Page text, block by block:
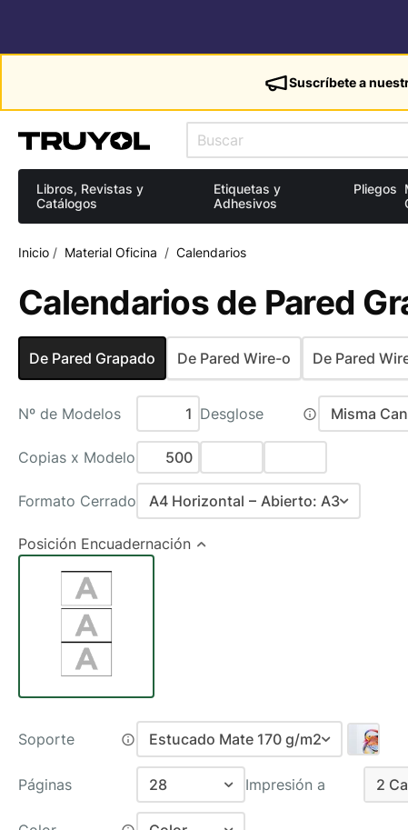
Suscríbete a
Libros, Revistas y
Catálogos
Etiquetas y
Adhesivos
Pliegos
Inicio / Material Oficina / Calendarios
Calendarios de Pared
De Pared Grapado De Pared Wire-o De Pared
Nº de Modelos Desglose
Misma
Distinta
Copias x Modelo
Formato Cerrado
A4 Horizontal – Abierto: A3
A5 Vertical – Abierto: 14,8x42cm
Posición Encuadernación
Soporte Estucado Mate 170 g/m2
Estucado Mate 170 g/m2
Páginas
28
16
Impresión a
2